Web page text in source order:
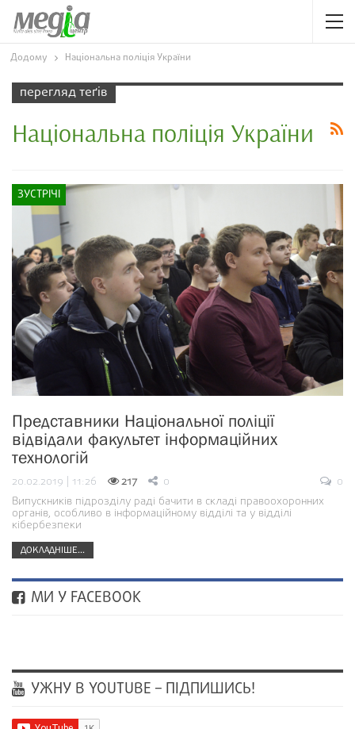
Додому Національна поліція України
перегляд теґів
Національна поліція України
ЗУСТРІЧІ
Представники Національної поліції
відвідали факультет інформаційних
технологій
20.02.2019 | 11:26 217 0
0
Випускників підрозділу раді бачити в складі правоохоронних
органів, особливо в інформаційному відділі та у відділі
кібербезпеки
ДОКЛАДНІШЕ...
МИ У FACEBOOK
УЖНУ В YOUTUBE – ПІДПИШИСЬ!